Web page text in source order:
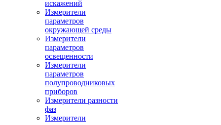
искажений
Измерители
параметров
окружающей среды
Измерители
параметров
освещенности
Измерители
параметров
полупроводниковых
приборов
Измерители разности
фаз
Измерители